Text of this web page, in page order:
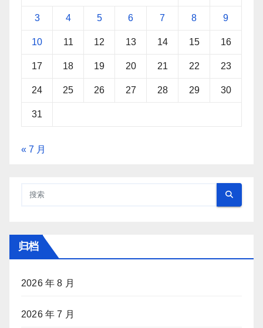
3 4 5 6 7 8 9
10 11 12 13 14 15 16
17 18 19 20 21 22 23
24 25 26 27 28 29 30
31
« 7 月
归档
2026 年 8 月
2026 年 7 月